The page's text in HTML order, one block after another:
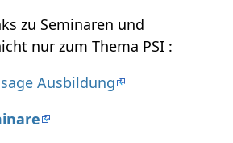
zu Seminaren und
nur zum Thema PSI :
Ausbildung